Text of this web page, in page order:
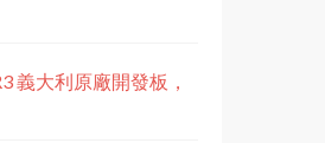
義大利原廠開發板，